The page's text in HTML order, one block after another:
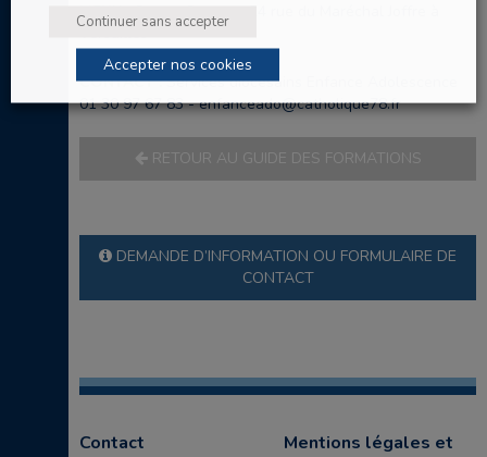
LIEUX :
Centre Ozanam, 24 rue du Maréchal Joffre à
Versailles
CONTACT :Services diocésains Enfance Adolescence
01 30 97 67 83 - enfanceado@catholique78.fr
RETOUR AU GUIDE DES FORMATIONS
DEMANDE D’INFORMATION OU FORMULAIRE DE
CONTACT
Contact
Mentions légales et
Continuer sans accepter
Accepter nos cookies